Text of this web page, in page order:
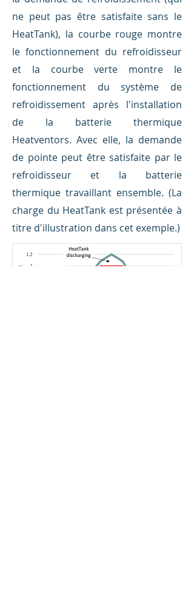
ne peut pas être satisfaite sans le
HeatTank), la courbe rouge montre
le fonctionnement du refroidisseur
et la courbe verte montre le
fonctionnement du système de
refroidissement après l'installation
de la batterie thermique
Heatventors. Avec elle, la demande
de pointe peut être satisfaite par le
refroidisseur et la batterie
thermique travaillant ensemble. (La
charge du HeatTank est présentée à
titre d'illustration dans cet exemple.)